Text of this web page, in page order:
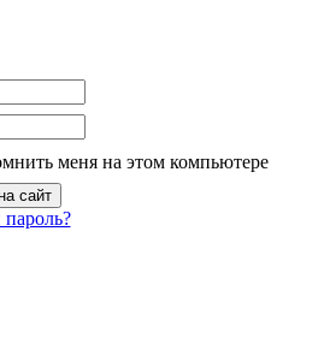
меня на этом компьютере